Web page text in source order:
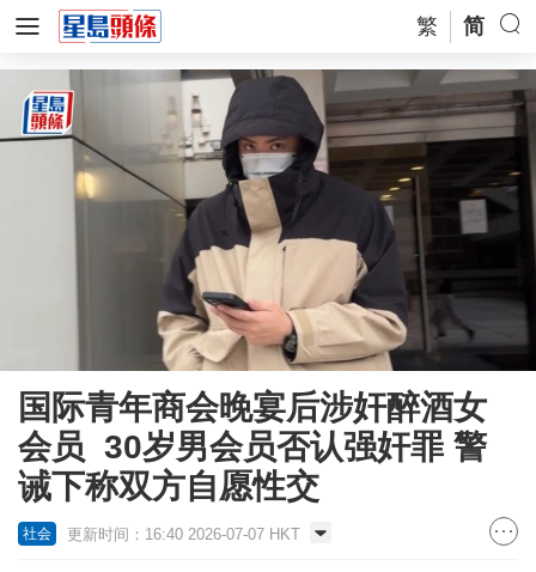
繁 简
国际青年商会晚宴后涉奸醉酒女
会员 30岁男会员否认强奸罪 警
诫下称双方自愿性交
社会 更新时间：16:40 2026-07-07 HKT